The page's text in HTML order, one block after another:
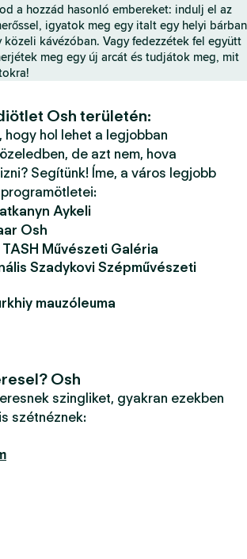
a
l
a hozzád hasonló embereket: indulj el az
igyatok meg egy italt egy helyi bárban
közeli kávézóban. Vagy fedezzétek fel együtt
meg egy új arcát és tudjátok meg, mit
Osh területén:
hogy hol lehet a legjobban
de azt nem, hova
Segítünk! Íme, a város legjobb
Aykeli
Osh
TASH Művészeti Galéria
Szadykovi Szépművészeti
mauzóleuma
Osh
szingliket, gyakran ezekben
szétnéznek: